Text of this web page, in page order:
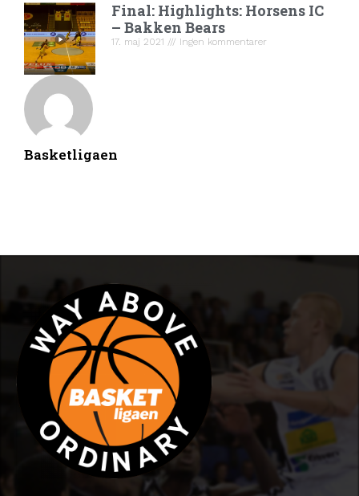
Basketligaen
Final: Highlights: Horsens IC
– Bakken Bears
17. maj 2021 Ingen kommentarer